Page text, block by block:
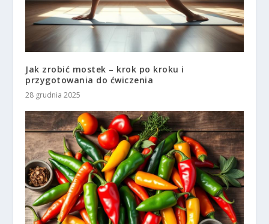
Jak zrobić mostek – krok po kroku i
przygotowania do ćwiczenia
28 grudnia 2025